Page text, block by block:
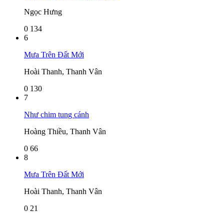
Ngọc Hưng
0 134
6
Mưa Trên Đất Mới
Hoài Thanh, Thanh Vân
0 130
7
Như chim tung cánh
Hoàng Thiều, Thanh Vân
0 66
8
Mưa Trên Đất Mới
Hoài Thanh, Thanh Vân
0 21